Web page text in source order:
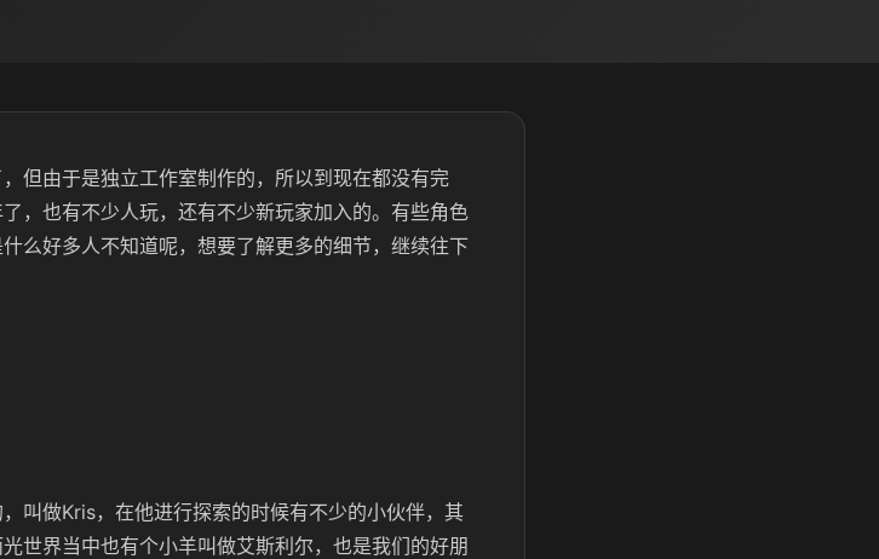
但由于是独立工作室制作的，所以到现在都没有完
，也有不少人玩，还有不少新玩家加入的。有些角色
么好多人不知道呢，想要了解更多的细节，继续往下
叫做Kris，在他进行探索的时候有不少的小伙伴，其
世界当中也有个小羊叫做艾斯利尔，也是我们的好朋